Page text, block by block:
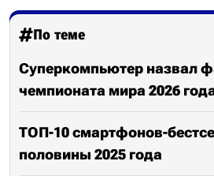
По теме
Суперкомпьютер назвал
чемпионата мира 2026
ТОП-10 смартфонов-
половины 2025 года